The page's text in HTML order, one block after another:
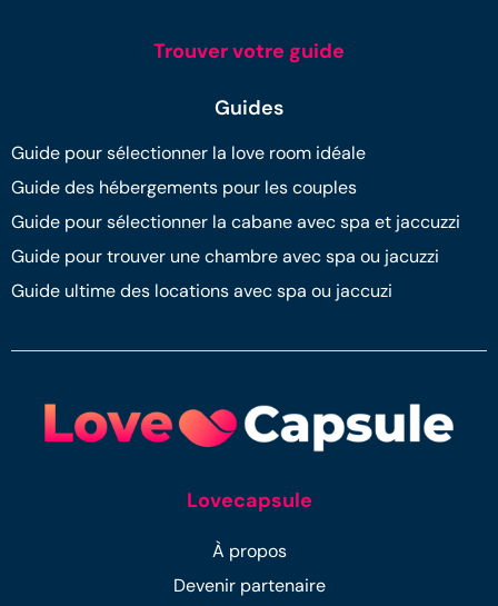
Trouver votre guide
Guides
Guide pour sélectionner la love room idéale
Guide des hébergements pour les couples
Guide pour sélectionner la cabane avec spa et jaccuzzi
Guide pour trouver une chambre avec spa ou jacuzzi
Guide ultime des locations avec spa ou jaccuzi
Lovecapsule
À propos
Devenir partenaire